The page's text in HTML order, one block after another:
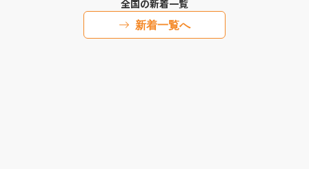
全国の新着一覧
新着一覧へ